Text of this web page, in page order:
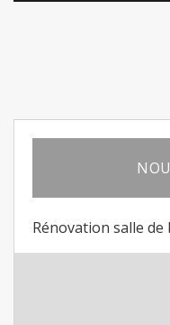
Rénovation salle de